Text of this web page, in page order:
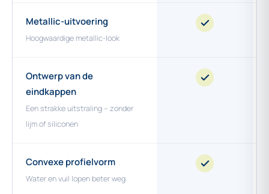
Metallic-uitvoering
Hoogwaardige metallic-look
Ontwerp van de
eindkappen
Een strakke uitstraling – zonder
lijm of siliconen
Convexe profielvorm
Water en vuil lopen beter weg